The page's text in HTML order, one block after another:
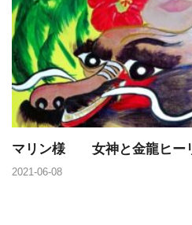
マリン様 女神と金龍ヒー
2021-06-08